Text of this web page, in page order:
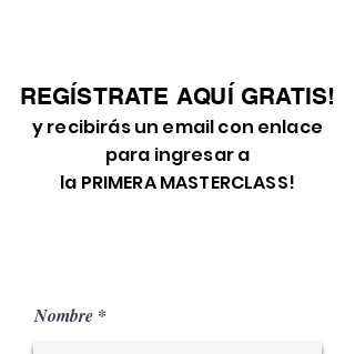
REGÍSTRATE AQUÍ GRATIS!
y recibirás un email con enlace
para ingresar a
la PRIMERA MASTERCLASS!
Nombre